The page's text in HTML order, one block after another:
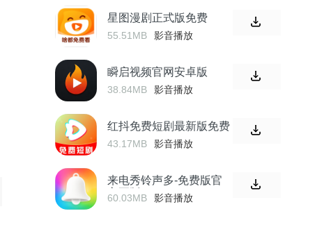
星图漫剧正式版免费
55.51MB 影音播放
瞬启视频官网安卓版
38.84MB 影音播放
红抖免费短剧最新版免费
43.17MB 影音播放
来电秀铃声多-免费版官
方正版
60.03MB 影音播放